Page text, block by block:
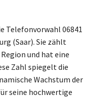
Telefonvorwahl 06841
(Saar). Sie zählt
und hat eine
Zahl spiegelt die
Wachstum der
seine hochwertige